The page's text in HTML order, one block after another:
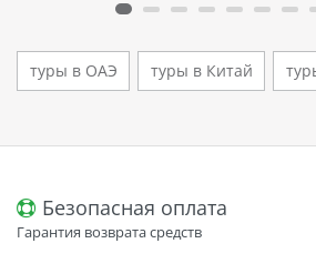
туры в ОАЭ туры в Китай
Безопасная оплата
Гарантия возврата средств